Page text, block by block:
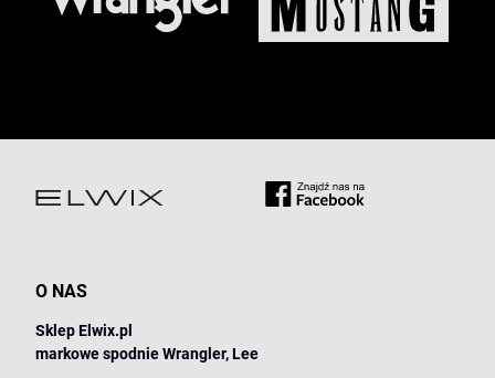
O NAS
Sklep Elwix.pl
markowe spodnie Wrangler, Lee